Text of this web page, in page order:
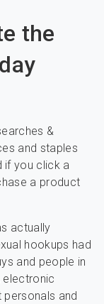
the
&
and staples
if you click a
a product
actually
hookups had
and people in
electronic
and